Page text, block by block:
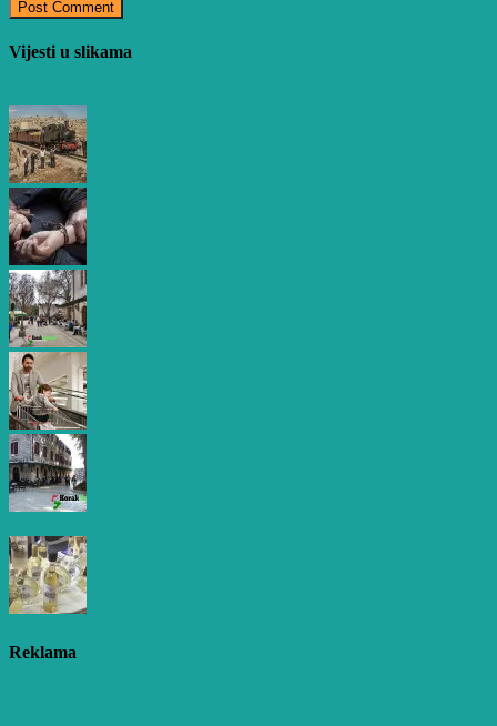
Vijesti u slikama
Reklama